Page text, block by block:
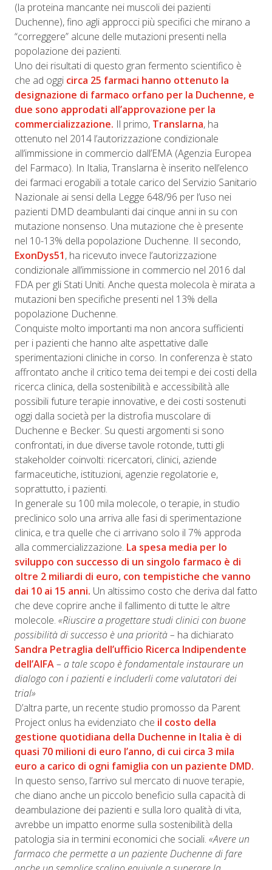
(la proteina mancante nei muscoli dei pazienti
Duchenne), fino agli approcci più specifici che mirano a
“correggere” alcune delle mutazioni presenti nella
popolazione dei pazienti.
Uno dei risultati di questo gran fermento scientifico è
che ad oggi circa 25 farmaci hanno ottenuto la
designazione di farmaco orfano per la Duchenne, e
due sono approdati all’approvazione per la
commercializzazione. Il primo, Translarna, ha
ottenuto nel 2014 l’autorizzazione condizionale
all’immissione in commercio dall’EMA (Agenzia Europea
del Farmaco). In Italia, Translarna è inserito nell’elenco
dei farmaci erogabili a totale carico del Servizio Sanitario
Nazionale ai sensi della Legge 648/96 per l’uso nei
pazienti DMD deambulanti dai cinque anni in su con
mutazione nonsenso. Una mutazione che è presente
nel 10-13% della popolazione Duchenne. Il secondo,
ExonDys51, ha ricevuto invece l’autorizzazione
condizionale all’immissione in commercio nel 2016 dal
FDA per gli Stati Uniti. Anche questa molecola è mirata a
mutazioni ben specifiche presenti nel 13% della
popolazione Duchenne.
Conquiste molto importanti ma non ancora sufficienti
per i pazienti che hanno alte aspettative dalle
sperimentazioni cliniche in corso. In conferenza è stato
affrontato anche il critico tema dei tempi e dei costi della
ricerca clinica, della sostenibilità e accessibilità alle
possibili future terapie innovative, e dei costi sostenuti
oggi dalla società per la distrofia muscolare di
Duchenne e Becker. Su questi argomenti si sono
confrontati, in due diverse tavole rotonde, tutti gli
stakeholder coinvolti: ricercatori, clinici, aziende
farmaceutiche, istituzioni, agenzie regolatorie e,
soprattutto, i pazienti.
In generale su 100 mila molecole, o terapie, in studio
preclinico solo una arriva alle fasi di sperimentazione
clinica, e tra quelle che ci arrivano solo il 7% approda
alla commercializzazione. La spesa media per lo
sviluppo con successo di un singolo farmaco è di
oltre 2 miliardi di euro, con tempistiche che vanno
dai 10 ai 15 anni. Un altissimo costo che deriva dal fatto
che deve coprire anche il fallimento di tutte le altre
molecole. «Riuscire a progettare studi clinici con buone
possibilità di successo è una priorità – ha dichiarato
Sandra Petraglia dell’ufficio Ricerca Indipendente
dell’AIFA– a tale scopo è fondamentale instaurare un
dialogo con i pazienti e includerli come valutatori dei
trial»
D’altra parte, un recente studio promosso da Parent
Project onlus ha evidenziato che il costo della
gestione quotidiana della Duchenne in Italia è di
quasi 70 milioni di euro l’anno, di cui circa 3 mila
euro a carico di ogni famiglia con un paziente DMD.
In questo senso, l’arrivo sul mercato di nuove terapie,
che diano anche un piccolo beneficio sulla capacità di
deambulazione dei pazienti e sulla loro qualità di vita,
avrebbe un impatto enorme sulla sostenibilità della
patologia sia in termini economici che sociali. «Avere un
farmaco che permette a un paziente Duchenne di fare